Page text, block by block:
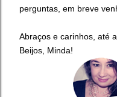
perguntas, em breve
Abraços e carinhos, até a
Beijos, Minda!